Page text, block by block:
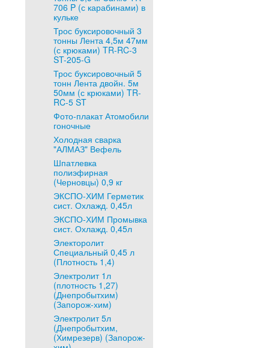
706 P (с карабинами) в
кульке
Трос буксировочный 3
тонны Лента 4,5м 47мм
(с крюками) TR-RC-3
ST-205-G
Трос буксировочный 5
тонн Лента двойн. 5м
50мм (с крюками) TR-
RC-5 ST
Фото-плакат Атомобили
гоночные
Холодная сварка
"АЛМАЗ" Вефель
Шпатлевка
полиэфирная
(Черновцы) 0,9 кг
ЭКСПО-ХИМ Герметик
сист. Охлажд. 0,45л
ЭКСПО-ХИМ Промывка
сист. Охлажд. 0,45л
Электоролит
Специальный 0,45 л
(Плотность 1,4)
Электролит 1л
(плотность 1,27)
(Днепробытхим)
(Запорож-хим)
Электролит 5л
(Днепробытхим,
(Химрезерв) (Запорож-